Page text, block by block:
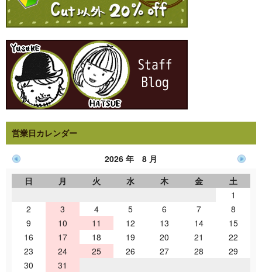
営業日カレンダー
2026 年 8 月
日
月 火 水 木 金
土
1
2
3 4 5 6 7
8
9
10 11 12 13 14
15
16
17 18 19 20 21
22
23
24 25 26 27 28
29
30
31